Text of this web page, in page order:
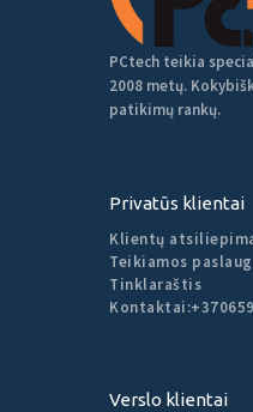
PCtech teikia
2008 metų.
patikimų rankų.
Privatūs klientai
Klientų
Teikiamos
Tinklaraštis
Kontaktai:
Verslo klientai